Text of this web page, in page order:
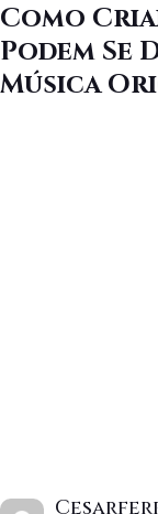
Como
Podem Se
Música